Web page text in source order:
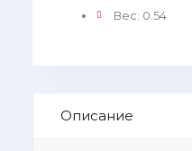
Вес: 0.54
Описание